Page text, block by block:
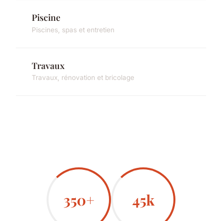
Piscine
Piscines, spas et entretien
Travaux
Travaux, rénovation et bricolage
350+ 45k